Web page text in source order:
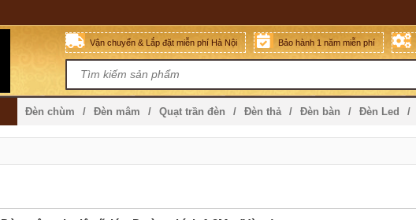
Vận chuyển & Lắp đặt miễn phí Hà Nội Bảo hành 1 năm miễn phí
Đèn chùm Đèn mâm Quạt trần đèn Đèn thả Đèn bàn Đèn Led